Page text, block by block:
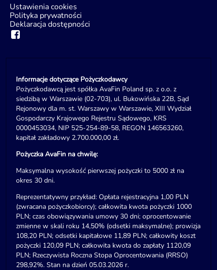
Ustawienia cookies
Polityka prywatności
Deklaracja dostępności
Informacje dotyczące Pożyczkodawcy
Pożyczkodawcą jest spółka AvaFin Poland sp. z o.o. z
siedzibą w Warszawie (02-703), ul. Bukowińska 22B, Sąd
Rejonowy dla m. st. Warszawy w Warszawie, XIII Wydział
Gospodarczy Krajowego Rejestru Sądowego, KRS
0000453034, NIP 525-254-89-58, REGON 146563260,
kapitał zakładowy 2.700.000,00 zł.
Pożyczka AvaFin na chwilę:
Maksymalna wysokość pierwszej pożyczki to 5000 zł na
okres 30 dni.
Reprezentatywny przykład: Opłata rejestracyjna 1,00 PLN
(zwracana pożyczkobiorcy); całkowita kwota pożyczki 1000
PLN; czas obowiązywania umowy 30 dni; oprocentowanie
zmienne w skali roku 14,50% (odsetki maksymalne); prowizja
108,20 PLN; odsetki kapitałowe 11,89 PLN; całkowity koszt
pożyczki 120,09 PLN; całkowita kwota do zapłaty 1120,09
PLN; Rzeczywista Roczna Stopa Oprocentowania (RRSO)
298,92%. Stan na dzień 05.03.2026 r.